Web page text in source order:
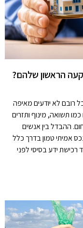
הראשון שלהם?
רובם לא יודעים מאיפה
תשואה, מינוף ותזרים
ההבדל בין אנשים
אמיתי טמון בדרך כלל
ידע בסיסי לפני